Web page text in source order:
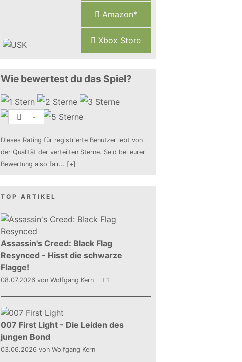
Amazon*
Xbox Store
Wie bewertest du das Spiel?
-
Dieses Rating für registrierte Benutzer lebt von
der Qualität der verteilten Sterne. Seid bei eurer
Bewertung also fair... [+]
TOP ARTIKEL
Assassin's Creed: Black Flag
Resynced - Hisst die schwarze
Flagge!
08.07.2026 von Wolfgang Kern 1
007 First Light - Die Leiden des
jungen Bond
03.06.2026 von Wolfgang Kern